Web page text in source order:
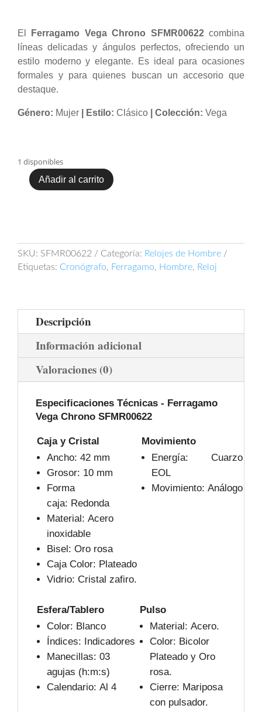
El Ferragamo Vega Chrono SFMR00622combina
líneas delicadas y ángulos perfectos, ofreciendo un
estilo moderno y elegante. Es ideal para ocasiones
formales y para quienes buscan un accesorio que
destaque.
Género: Mujer | Estilo: Clásico | Colección: Vega
1 disponibles
Ferragamo
Añadir al carrito
SKU: SFMR00622 Categoría: Relojes de Hombre
Etiquetas: Cronógrafo, Ferragamo, Hombre, Reloj
Descripción
Información adicional
Valoraciones (0)
Especificaciones Técnicas - Ferragamo
Vega Chrono SFMR00622
Caja y Cristal
Movimiento
Ancho: 42 mm
Grosor: 10 mm
Forma
caja: Redonda
Material: Acero
inoxidable
Bisel: Oro rosa
Caja Color: Plateado
Vidrio: Cristal zafiro.
Energía: Cuarzo
EOL
Movimiento: Análogo
Esfera/Tablero
Pulso
Color: Blanco
Índices: Indicadores
Manecillas: 03
agujas (h:m:s)
Calendario: Al 4
Material: Acero.
Color: Bicolor
Plateado y Oro
rosa.
Cierre: Mariposa
con pulsador.